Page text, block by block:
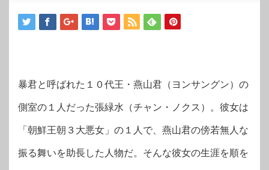
暴君と呼ばれた１０代王・燕山君（ヨンサングン）の
側室の１人だった張緑水（チャン・ノクス）。彼女は
「朝鮮王朝３大悪女」の１人で、燕山君の傍若無人な
振る舞いを助長した人物だ。そんな彼女の生涯を順を